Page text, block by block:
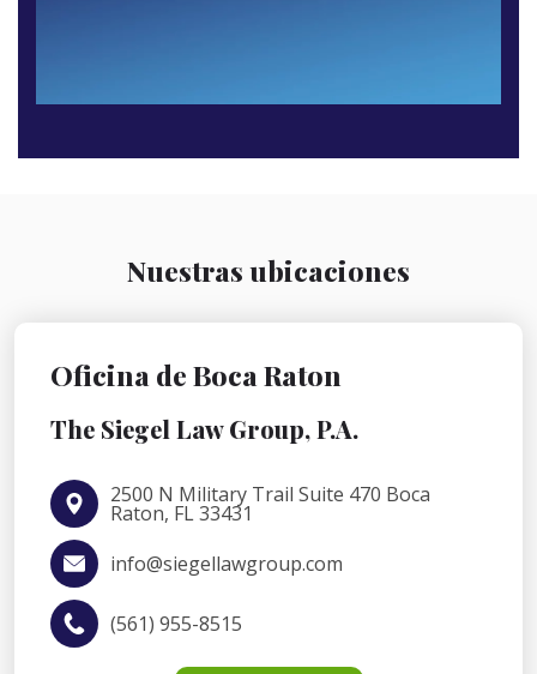
Nuestras ubicaciones
Oficina de Boca Raton
The Siegel Law Group, P.A.
2500 N Military Trail Suite 470 Boca
Raton, FL 33431
info@siegellawgroup.com
(561) 955-8515